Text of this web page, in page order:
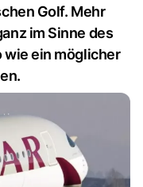
Golf. Mehr
im Sinne des
ein möglicher